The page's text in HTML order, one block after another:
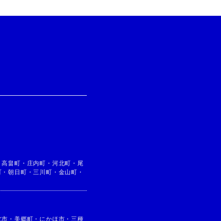
高畠町 ・ 庄内町 ・ 河北町 ・ 尾
・朝日町 ・ 三川町 ・ 金山町 ・
市 ・美郷町 ・ にかほ市 ・ 三種